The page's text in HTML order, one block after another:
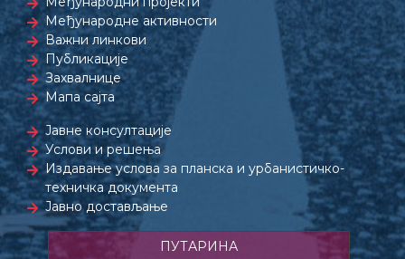
Међународне активности
Важни линкови
Публикације
Захвалнице
Мапа сајта
Јавне консултације
Услови и решења
Издавање услова за планска и урбанистичко-
техничка документа
Јавно достављање
ПУТАРИНА